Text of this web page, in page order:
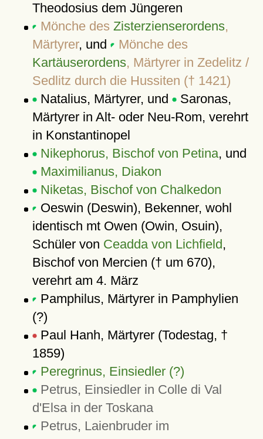
Theodosius dem Jüngeren
Mönche des Zisterzienserordens,
Märtyrer, und
Mönche des
Kartäuserordens, Märtyrer in Zedelitz /
Sedlitz durch die Hussiten († 1421)
Natalius, Märtyrer, und Saronas,
Märtyrer in Alt- oder Neu-Rom, verehrt
in Konstantinopel
Nikephorus, Bischof von Petina, und
Maximilianus, Diakon
Niketas, Bischof von Chalkedon
Oeswin (Deswin), Bekenner, wohl
identisch mt Owen (Owin, Osuin),
Schüler von Ceadda von Lichfield,
Bischof von Mercien († um 670),
verehrt am 4. März
Pamphilus, Märtyrer in Pamphylien
(?)
Paul Hanh, Märtyrer (Todestag, †
1859)
Peregrinus, Einsiedler (?)
Petrus, Einsiedler in Colle di Val
d'Elsa in der Toskana
Petrus, Laienbruder im